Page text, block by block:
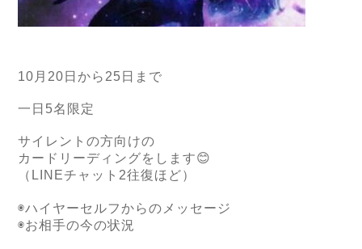
10 月 20 日から 25 日まで
一日 5名限定
サイレントの方向けの
カードリーディングをします😊
（ LINEチャット 2往復ほど）
◉ハイヤーセルフからのメッセージ
◉お相手の今の状況